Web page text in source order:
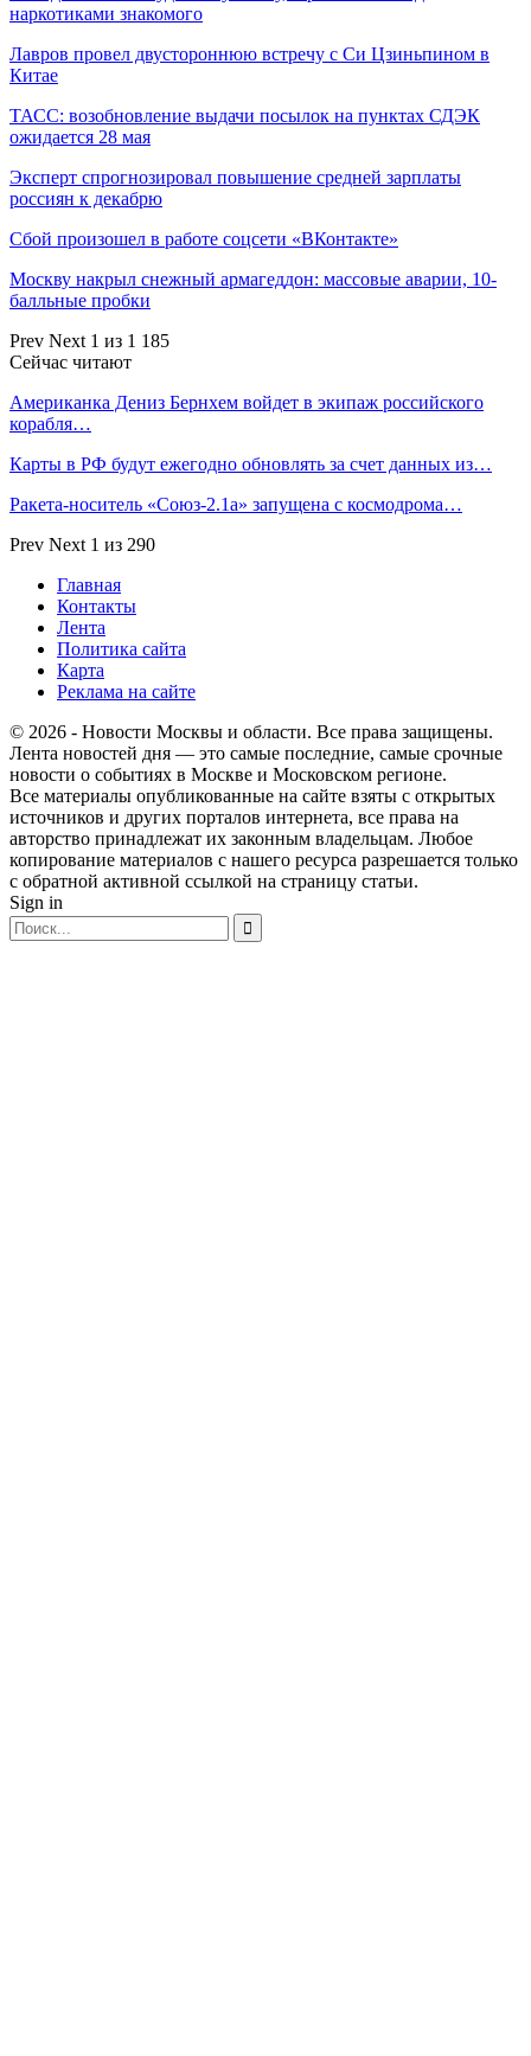
наркотиками знакомого
Лавров провел двустороннюю встречу с Си Цзиньпином в
Китае
ТАСС: возобновление выдачи посылок на пунктах СДЭК
ожидается 28 мая
Эксперт спрогнозировал повышение средней зарплаты
россиян к декабрю
Сбой произошел в работе соцсети «ВКонтакте»
Москву накрыл снежный армагеддон: массовые аварии, 10-
балльные пробки
Prev Next 1 из 1 185
Сейчас читают
Американка Дениз Бернхем войдет в экипаж российского
корабля…
Карты в РФ будут ежегодно обновлять за счет данных из…
Ракета-носитель «Союз-2.1а» запущена с космодрома…
Prev Next 1 из 290
Главная
Контакты
Лента
Политика сайта
Карта
Реклама на сайте
© 2026 - Новости Москвы и области. Все права защищены.
Лента новостей дня — это самые последние, самые срочные
новости о событиях в Москве и Московском регионе.
Все материалы опубликованные на сайте взяты с открытых
источников и других порталов интернета, все права на
авторство принадлежат их законным владельцам. Любое
копирование материалов с нашего ресурса разрешается только
с обратной активной ссылкой на страницу статьи.
Sign in